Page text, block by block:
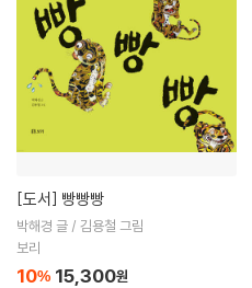
[도서] 빵빵빵
박해경 글 / 김용철 그림
보리
10% 15,300원